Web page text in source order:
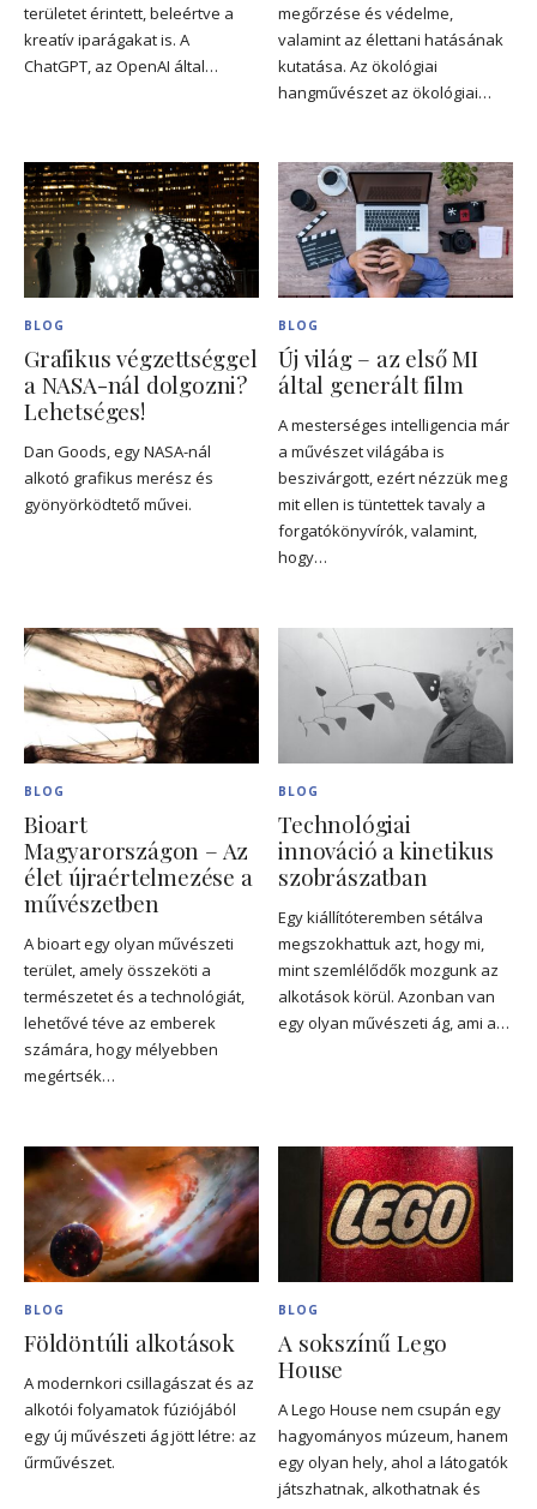
területet érintett, beleértve a
kreatív iparágakat is. A
ChatGPT, az OpenAI által…
megőrzése és védelme,
valamint az élettani hatásának
kutatása. Az ökológiai
hangművészet az ökológiai…
BLOG
Grafikus végzettséggel
a NASA-nál dolgozni?
Lehetséges!
Dan Goods, egy NASA-nál
alkotó grafikus merész és
gyönyörködtető művei.
BLOG
Új világ – az első MI
által generált film
A mesterséges intelligencia már
a művészet világába is
beszivárgott, ezért nézzük meg
mit ellen is tüntettek tavaly a
forgatókönyvírók, valamint,
hogy…
BLOG
Bioart
Magyarországon – Az
élet újraértelmezése a
művészetben
A bioart egy olyan művészeti
terület, amely összeköti a
természetet és a technológiát,
lehetővé téve az emberek
számára, hogy mélyebben
megértsék…
BLOG
Technológiai
innováció a kinetikus
szobrászatban
Egy kiállítóteremben sétálva
megszokhattuk azt, hogy mi,
mint szemlélődők mozgunk az
alkotások körül. Azonban van
egy olyan művészeti ág, ami a…
BLOG
Földöntúli alkotások
A modernkori csillagászat és az
alkotói folyamatok fúziójából
egy új művészeti ág jött létre: az
űrművészet.
BLOG
A sokszínű Lego
House
A Lego House nem csupán egy
hagyományos múzeum, hanem
egy olyan hely, ahol a látogatók
játszhatnak, alkothatnak és